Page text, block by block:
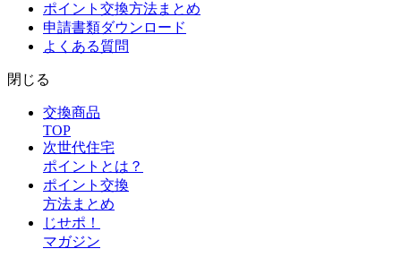
ポイント交換方法まとめ
申請書類ダウンロード
よくある質問
閉じる
交換商品
TOP
次世代住宅
ポイントとは？
ポイント交換
方法まとめ
じせポ！
マガジン